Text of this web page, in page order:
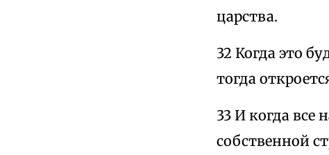
царства.
32 Когда это
тогда
33 И когда все
собственной